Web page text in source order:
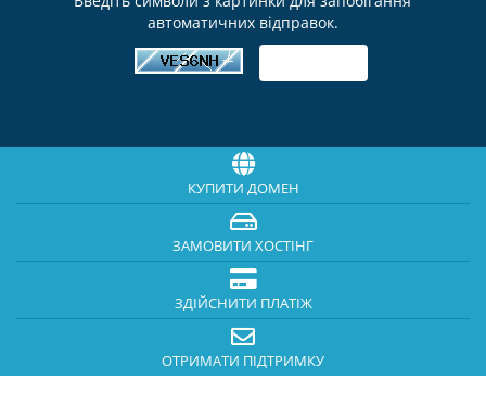
автоматичних відправок.
КУПИТИ ДОМЕН
ЗАМОВИТИ ХОСТІНГ
ЗДІЙСНИТИ ПЛАТІЖ
ОТРИМАТИ ПІДТРИМКУ